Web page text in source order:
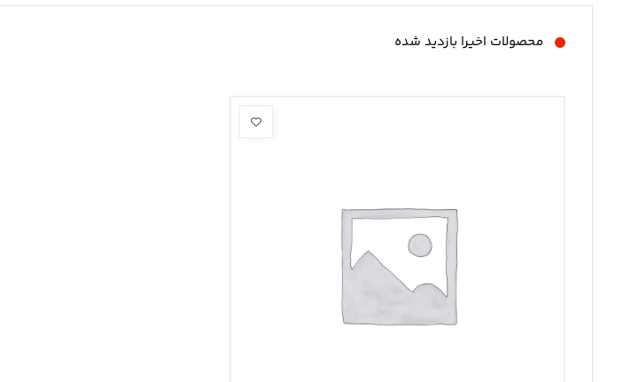
محصولات اخیرا بازدید شده